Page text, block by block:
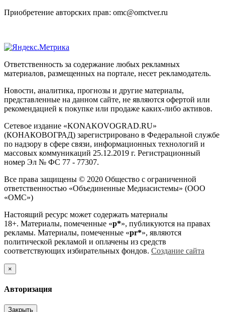
Приобретение авторских прав: omc@omctver.ru
Ответственность за содержание любых рекламных
материалов, размещенных на портале, несет рекламодатель.
Новости, аналитика, прогнозы и другие материалы,
представленные на данном сайте, не являются офертой или
рекомендацией к покупке или продаже каких-либо активов.
Сетевое издание «KONAKOVOGRAD.RU»
(КОНАКОВОГРАД) зарегистрировано в Федеральной службе
по надзору в сфере связи, информационных технологий и
массовых коммуникаций 25.12.2019 г. Регистрационный
номер Эл № ФС 77 - 77307.
Все права защищены © 2020 Общество с ограниченной
ответственностью «Объединенные Медиасистемы» (ООО
«ОМС»)
Настоящий ресурс может содержать материалы
18+. Материалы, помеченные «р*», публикуются на правах
рекламы. Материалы, помеченные «рr*», являются
политической рекламой и оплачены из средств
соответствующих избирательных фондов. Создание сайта
×
Авторизация
Закрыть